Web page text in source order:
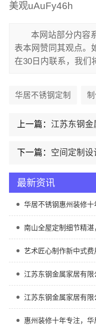
美观uAuFy46h
本网站部分内容
表本网赞同其观点。
在30日内联系，我们
华居不锈钢定制
上一篇： 江苏东钢金属家
下一篇： 空间定制设计方
最新资讯
华居不锈钢惠州装修十